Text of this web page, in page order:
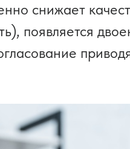
снижает
появляется